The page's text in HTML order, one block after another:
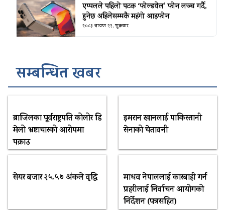
एप्पलले पहिलो पटक ‘फोल्डवेल’ फोन लञ्च गर्दै,
हुनेछ अहिलेसम्मकै महंगो आइफोन
२०८३ श्रावण २२, शुक्रबार
सम्बन्धित खबर
ब्राजिलका पूर्वराष्ट्रपति कोलोर डि
मेलो भ्रष्टाचारको आरोपमा
पक्राउ
इमरान खानलाई पाकिस्तानी
सेनाको चेतावनी
सेयर बजार २५.५७ अंकले वृद्धि
माधव नेपाललाई कारबाही गर्न
प्रहरीलाई निर्वाचन आयोगको
निर्देशन (पत्रसहित)